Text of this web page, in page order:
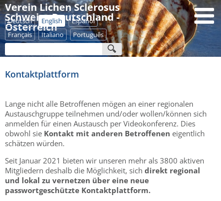
Verein Lichen Sclerosus
Schweiz - Deutschland -
Österreich
Deutsch English
Español
Français
Italiano Português
Kontaktplattform
Lange nicht alle Betroffenen mögen an einer regionalen
Austauschgruppe teilnehmen und/oder wollen/können sich
anmelden für einen Austausch per Videokonferenz. Dies
obwohl sie Kontakt mit anderen Betroffenen eigentlich
schätzen würden.
Seit Januar 2021 bieten wir unseren mehr als 3800 aktiven
Mitgliedern deshalb die Möglichkeit, sich direkt regional
und lokal zu vernetzen über eine neue
passwortgeschützte Kontaktplattform.